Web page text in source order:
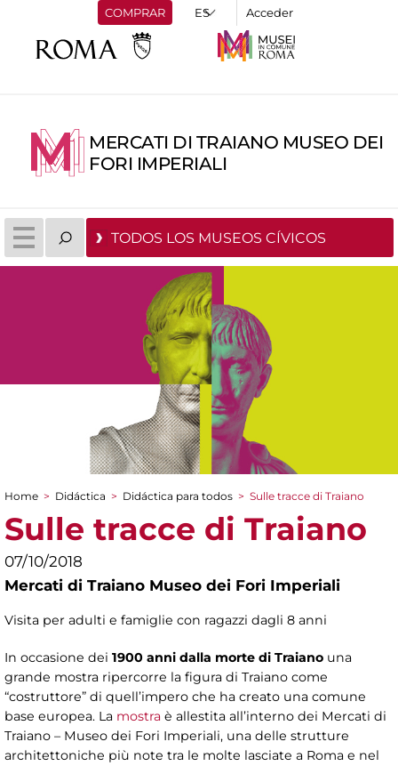
COMPRAR Acceder
MERCATI DI TRAIANO MUSEO DEI
FORI IMPERIALI
TODOS LOS MUSEOS CÍVICOS
You are here
Home > Didáctica > Didáctica para todos > Sulle tracce di Traiano
Sulle tracce di Traiano
07/10/2018
Mercati di Traiano Museo dei Fori Imperiali
Visita per adulti e famiglie con ragazzi dagli 8 anni
In occasione dei 1900 anni dalla morte di Traiano una
grande mostra ripercorre la figura di Traiano come
“costruttore” di quell’impero che ha creato una comune
base europea. La mostra è allestita all’interno dei Mercati di
Traiano – Museo dei Fori Imperiali, una delle strutture
architettoniche più note tra le molte lasciate a Roma e nel